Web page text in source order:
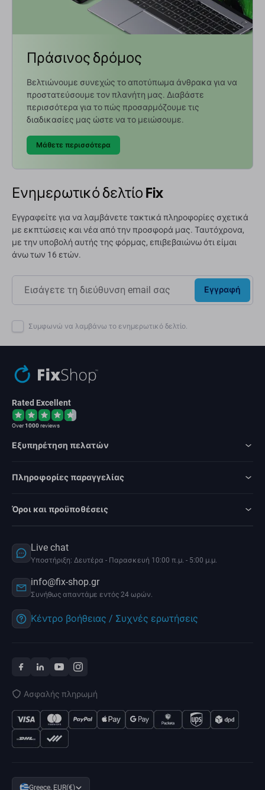
Πράσινος δρόμος
Βελτιώνουμε συνεχώς το αποτύπωμα άνθρακα για να
προστατεύσουμε τον πλανήτη μας. Διαβάστε
περισσότερα για το πώς προσαρμόζουμε τις
διαδικασίες μας ώστε να το μειώσουμε.
Μάθετε περισσότερα
Ενημερωτικό δελτίο Fix
Εγγραφείτε για να λαμβάνετε τακτικά πληροφορίες σχετικά
με εκπτώσεις και νέα από την προσφορά μας. Ταυτόχρονα,
με την υποβολή αυτής της φόρμας, επιβεβαιώνω ότι είμαι
άνω των 16 ετών.
Εγγραφή
Συμφωνώ να λαμβάνω το ενημερωτικό δελτίο.
Rated Excellent
Over1000reviews
Εξυπηρέτηση πελατών
Πληροφορίες παραγγελίας
Όροι και προϋποθέσεις
Live chat
Υποστήριξη: Δευτέρα - Παρασκευή 10:00 π.μ. - 5:00 μ.μ.
info@fix-shop.gr
Συνήθως απαντάμε εντός 24 ωρών.
Κέντρο βοήθειας / Συχνές ερωτήσεις
Ασφαλής πληρωμή
Greece, EUR(€)